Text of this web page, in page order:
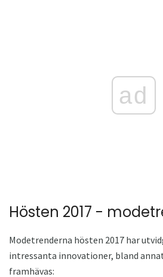
ad
Hösten 2017 -
Modetrenderna hösten 2017 har
intressanta innovationer, bland
framhävas: